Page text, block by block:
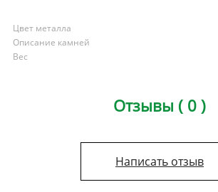
Цвет металла
Описание камней
Вес
Отзывы ( 0 )
Написать отзыв